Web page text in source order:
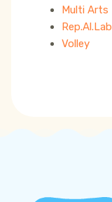
Multi Arts
Rep.Al.Lab
Volley